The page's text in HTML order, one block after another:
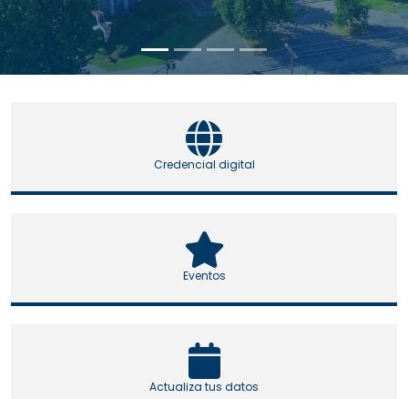
Credencial digital
Eventos
Actualiza tus datos